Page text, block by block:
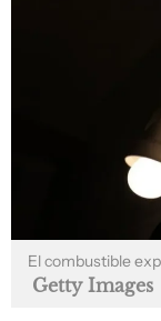
El combustible
Getty Images